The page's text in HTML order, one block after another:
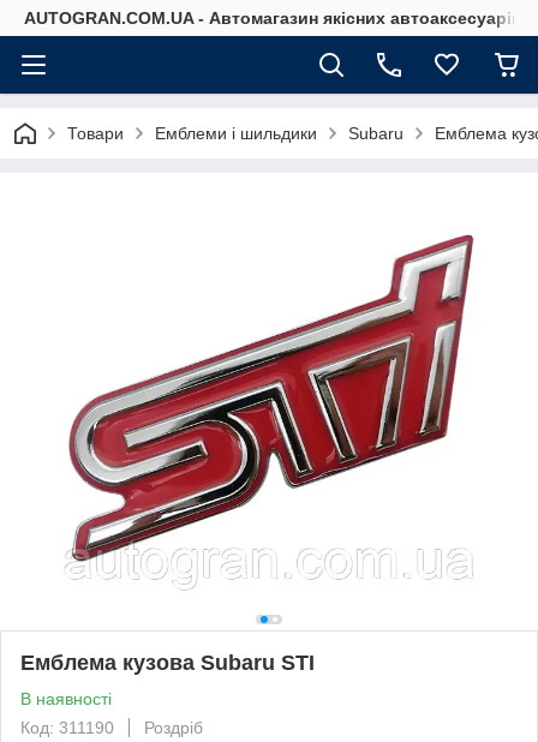
AUTOGRAN.COM.UA - Автомагазин якісних автоаксесуарів
Товари Емблеми і шильдики Subaru Емблема
Емблема кузова Subaru STI
В наявності
Код: 311190
Роздріб